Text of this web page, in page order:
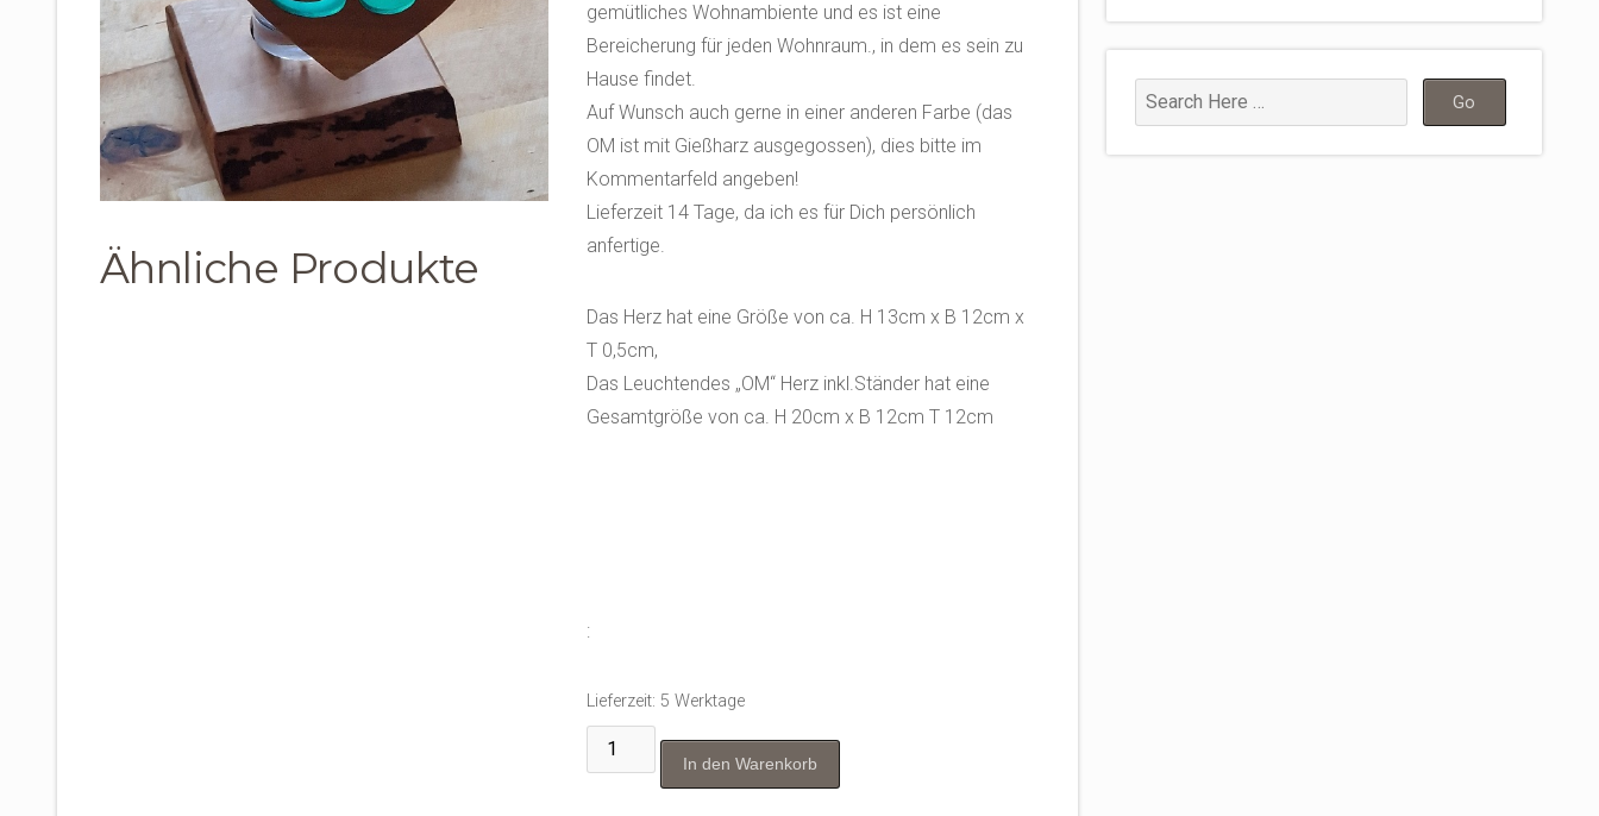
gemütliches Wohnambiente und es ist eine
Bereicherung für jeden Wohnraum., in dem es sein zu
Hause findet.
Auf Wunsch auch gerne in einer anderen Farbe (das
OM ist mit Gießharz ausgegossen), dies bitte im
Kommentarfeld angeben!
Lieferzeit 14 Tage, da ich es für Dich persönlich
anfertige.
Das Herz hat eine Größe von ca. H 13cm x B 12cm x
T 0,5cm,
Das Leuchtendes „OM“ Herz inkl.Ständer hat eine
Gesamtgröße von ca. H 20cm x B 12cm T 12cm
:
Lieferzeit: 5 Werktage
Leuchtendes
"OM"
In den Warenkorb
Ähnliche Produkte